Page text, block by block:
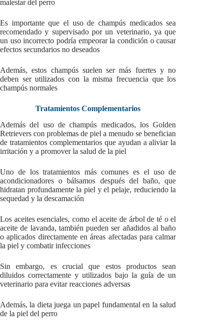
malestar del perro
Es importante que el uso de champús medicados sea
recomendado y supervisado por un veterinario, ya que
un uso incorrecto podría empeorar la condición o causar
efectos secundarios no deseados
Además, estos champús suelen ser más fuertes y no
deben ser utilizados con la misma frecuencia que los
champús normales
Tratamientos Complementarios
Además del uso de champús medicados, los Golden
Retrievers con problemas de piel a menudo se benefician
de tratamientos complementarios que ayudan a aliviar la
irritación y a promover la salud de la piel
Uno de los tratamientos más comunes es el uso de
acondicionadores o bálsamos después del baño, que
hidratan profundamente la piel y el pelaje, reduciendo la
sequedad y la descamación
Los aceites esenciales, como el aceite de árbol de té o el
aceite de lavanda, también pueden ser añadidos al baño
o aplicados directamente en áreas afectadas para calmar
la piel y combatir infecciones
Sin embargo, es crucial que estos productos sean
diluidos correctamente y utilizados bajo la guía de un
veterinario para evitar reacciones adversas
Además, la dieta juega un papel fundamental en la salud
de la piel del perro